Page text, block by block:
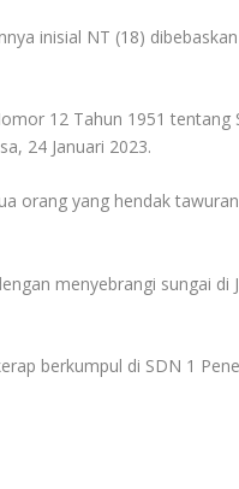
inisial NT (18)
12 Tahun 1951 tentang
24 Januari 2023.
orang yang hendak
menyebrangi sungai di
berkumpul di SDN 1